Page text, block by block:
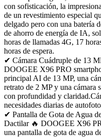
con sofisticación, la
de un revestimiento especial
delgado pero con una batería
de ahorro de energía de IA,
horas de llamadas 4G, 17
horas de espera.
✔ Cámara Cuádruple de 13
DOOGEE X96 PRO
principal AI de 13 MP, una
retrato de 2 MP y una cámara
con profundidad y
necesidades diarias de
✔ Pantalla de Gota de Agua
Dactilar 🔥 DOOGEE X96
una pantalla de gota de agua